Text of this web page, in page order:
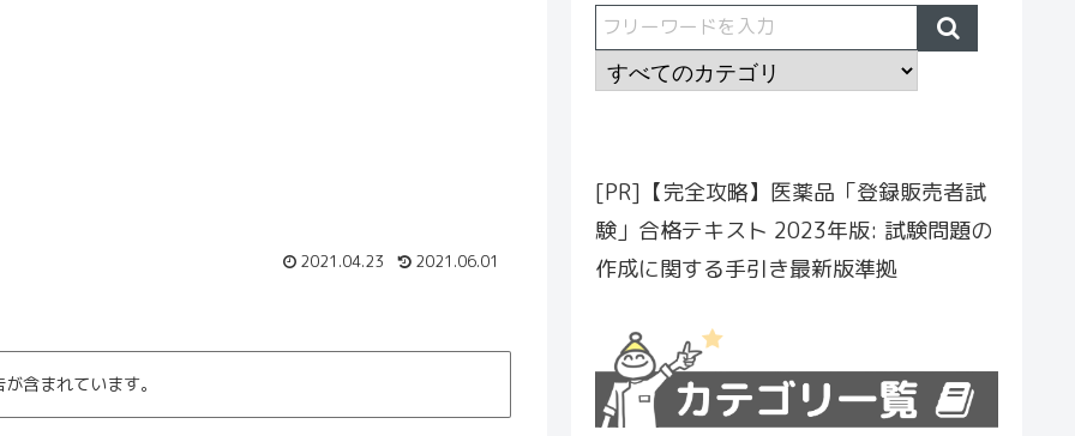
2021.04.23 2021.06.01
含まれています。
[PR]【完全攻略】医薬品「登録販売者試
験」合格テキスト 2023年版: 試験問題の
作成に関する手引き最新版準拠